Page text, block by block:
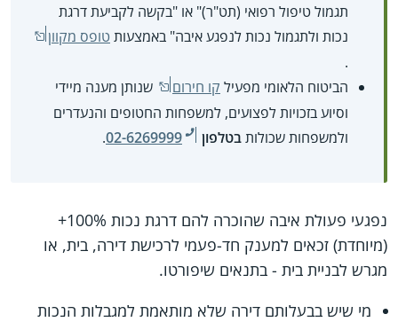
תגמול טיפול רפואי (תט"ר)" או "בקשה לקביעת דרגת
נכות ולתגמול נכות לנפגע איבה" באמצעות טופס מקוון
.
הביטוח הלאומי מפעיל קו חירום
שנותן מענה מיידי
וסיוע בזכויות לפצועים, למשפחות החטופים והנעדרים
ולמשפחות שכולותבטלפון 02-6269999
.
נפגעי פעולת איבה שהוכרה להם דרגת נכות 100%+
(מיוחדת) זכאים למענק חד-פעמי לרכישת דירה, בית, או
מגרש לבניית בית - בתנאים שיפורטו.
מי שיש בבעלותם דירה שלא מותאמת למגבלות הנכות